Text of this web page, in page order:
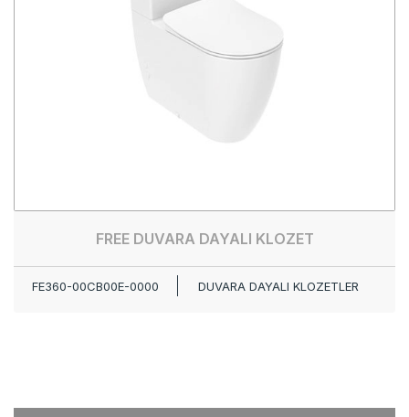
FREE DUVARA DAYALI KLOZET
FE360-00CB00E-0000 DUVARA DAYALI KLOZETLER